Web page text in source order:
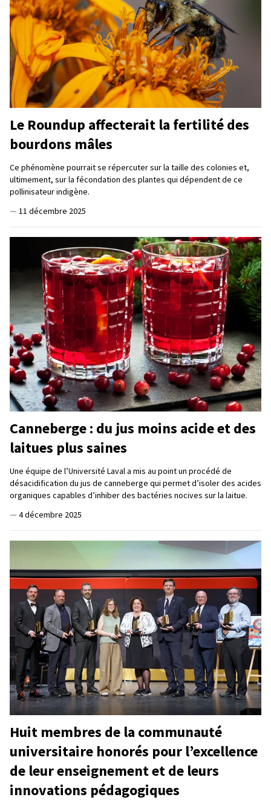
Le Roundup affecterait la fertilité des
bourdons mâles
Ce phénomène pourrait se répercuter sur la taille des colonies et,
ultimement, sur la fécondation des plantes qui dépendent de ce
pollinisateur indigène.
— 11 décembre 2025
Canneberge : du jus moins acide et des
laitues plus saines
Une équipe de l’Université Laval a mis au point un procédé de
désacidification du jus de canneberge qui permet d’isoler des acides
organiques capables d’inhiber des bactéries nocives sur la laitue.
— 4 décembre 2025
Huit membres de la communauté
universitaire honorés pour l’excellence
de leur enseignement et de leurs
innovations pédagogiques